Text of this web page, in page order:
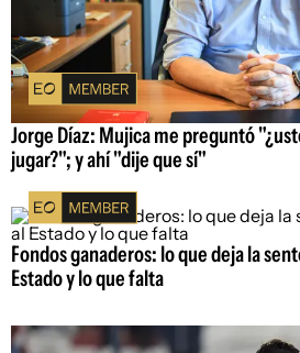
Jorge Díaz: Mujica me preguntó
jugar?"; y ahí "dije que sí"
Fondos ganaderos: lo que deja la
Estado y lo que falta